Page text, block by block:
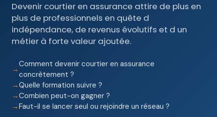
Devenir courtier en assurance attire de plus en
plus de professionnels en quête d
indépendance, de revenus évolutifs et d un
métier à forte valeur ajoutée.
Comment devenir courtier en assurance
concrètement ?
Quelle formation suivre ?
Combien peut-on gagner ?
Faut-il se lancer seul ou rejoindre un réseau ?